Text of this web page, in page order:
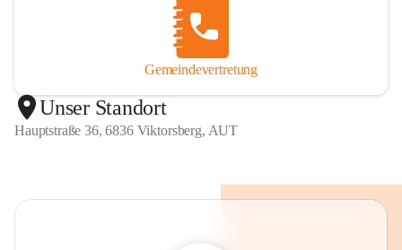
Gemeindevertretung
Unser Standort
Hauptstraße 36, 6836 Viktorsberg, AUT